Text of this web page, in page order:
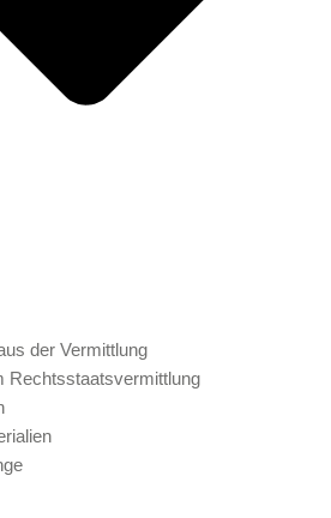
der Vermittlung
Rechtsstaatsvermittlung